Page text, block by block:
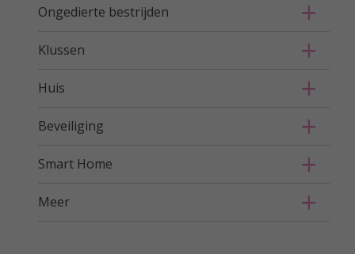
Ongedierte bestrijden
Klussen
Huis
Beveiliging
Smart Home
Meer